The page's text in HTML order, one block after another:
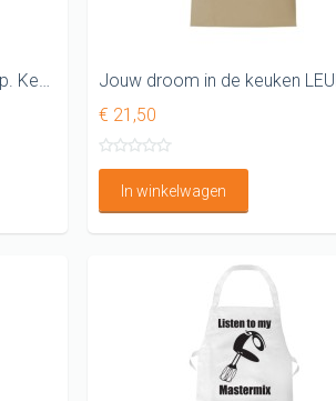
Grappig T-shirt
€ 21,50
In winkelwagen